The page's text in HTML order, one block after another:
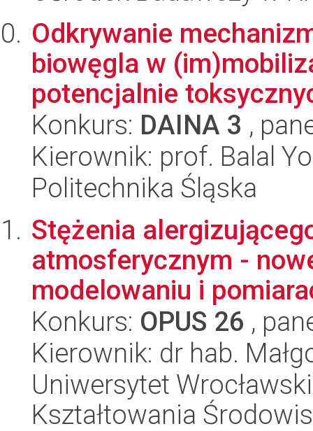
Odkrywanie
biowęgla w
potencjalnie
Konkurs: DAINA 3 ,
Kierownik: prof. Balal
Politechnika Śląska
Stężenia
atmosferycznym -
modelowaniu i
Konkurs: OPUS 26 ,
Kierownik: dr hab.
Uniwersytet
Kształtowania